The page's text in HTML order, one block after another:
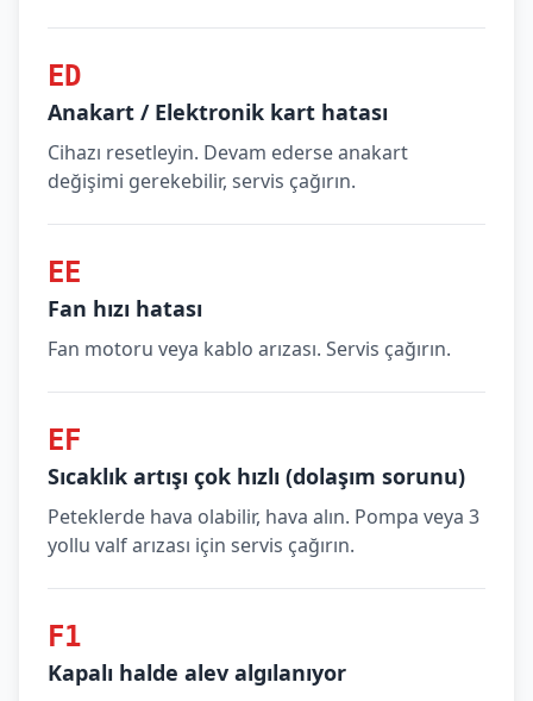
ED
Anakart / Elektronik kart hatası
Cihazı resetleyin. Devam ederse anakart
değişimi gerekebilir, servis çağırın.
EE
Fan hızı hatası
Fan motoru veya kablo arızası. Servis çağırın.
EF
Sıcaklık artışı çok hızlı (dolaşım sorunu)
Peteklerde hava olabilir, hava alın. Pompa veya 3
yollu valf arızası için servis çağırın.
F1
Kapalı halde alev algılanıyor